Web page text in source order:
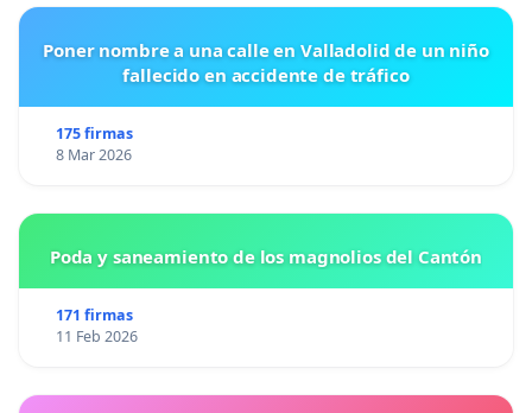
Poner nombre a una calle en Valladolid de un niño
fallecido en accidente de tráfico
175 firmas
8 Mar 2026
Poda y saneamiento de los magnolios del Cantón
171 firmas
11 Feb 2026